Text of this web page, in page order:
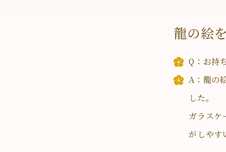
龍の絵
Q：お持
A：龍の
した。
ガラスケ
がしやす